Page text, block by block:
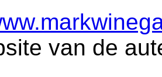
van de